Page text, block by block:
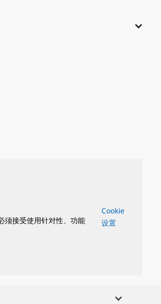
须接受使用针对性、功能
Cookie
设置